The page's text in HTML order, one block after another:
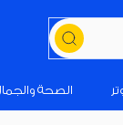
الصحة